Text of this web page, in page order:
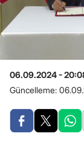
06.09.2024 -
Güncelleme: